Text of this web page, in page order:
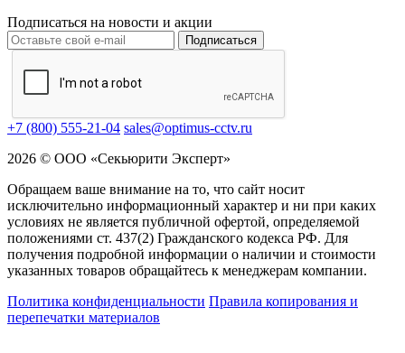
Подписаться на новости и акции
Подписаться
+7 (800) 555-21-04 sales@optimus-cctv.ru
2026 © ООО «Секьюрити Эксперт»
Обращаем ваше внимание на то, что сайт носит
исключительно информационный характер и ни при каких
условиях не является публичной офертой, определяемой
положениями ст. 437(2) Гражданского кодекса РФ. Для
получения подробной информации о наличии и стоимости
указанных товаров обращайтесь к менеджерам компании.
Политика конфиденциальности Правила копирования и
перепечатки материалов